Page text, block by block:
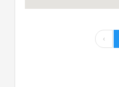
‹